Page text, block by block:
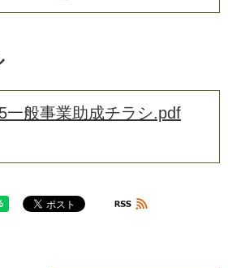
般事業助成チラシ.pdf